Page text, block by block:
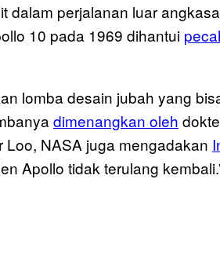
dalam perjalanan luar
10 pada 1969 dihantui
lomba desain jubah yang
dimenangkan oleh
NASA juga mengadakan
Apollo tidak terulang